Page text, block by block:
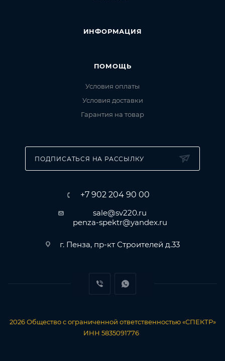
ИНФОРМАЦИЯ
ПОМОЩЬ
Условия оплаты
Условия доставки
Гарантия на товар
ПОДПИСАТЬСЯ НА РАССЫЛКУ
+7 902 204 90 00
sale@sv220.ru
penza-spektr@yandex.ru
г. Пенза, пр-кт Строителей д.33
2026 Общество с ограниченной ответственностью «СПЕКТР»
ИНН 5835091776